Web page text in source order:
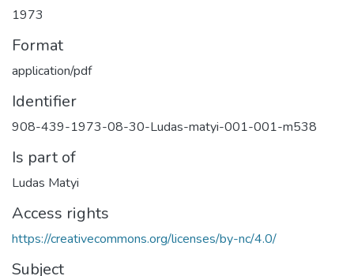
1973
Format
application/pdf
Identifier
908-439-1973-08-30-Ludas-matyi-001-001-m538
Is part of
Ludas Matyi
Access rights
https://creativecommons.org/licenses/by-nc/4.0/
Subject